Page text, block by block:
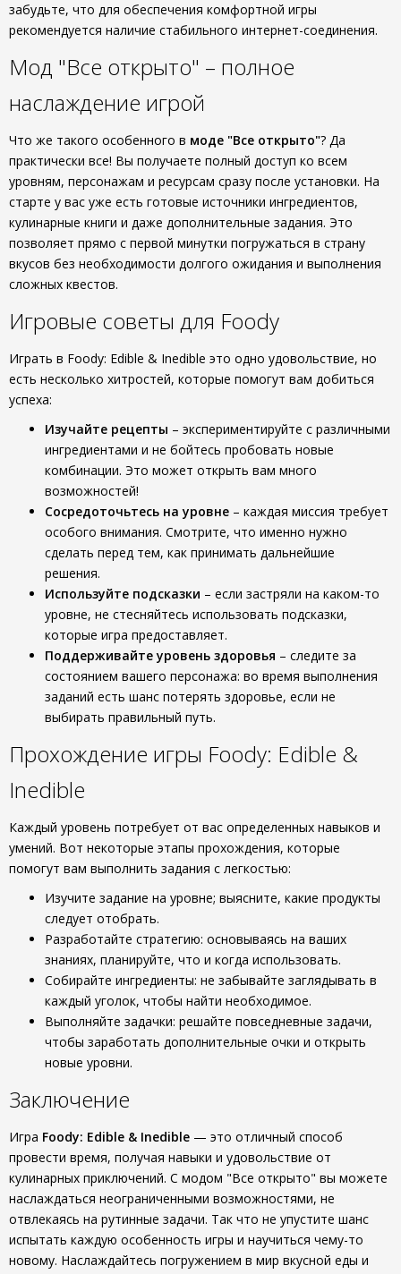
забудьте, что для обеспечения комфортной игры
рекомендуется наличие стабильного интернет-соединения.
Мод "Все открыто" – полное
наслаждение игрой
Что же такого особенного в моде "Все открыто"? Да
практически все! Вы получаете полный доступ ко всем
уровням, персонажам и ресурсам сразу после установки. На
старте у вас уже есть готовые источники ингредиентов,
кулинарные книги и даже дополнительные задания. Это
позволяет прямо с первой минутки погружаться в страну
вкусов без необходимости долгого ожидания и выполнения
сложных квестов.
Игровые советы для Foody
Играть в Foody: Edible & Inedible это одно удовольствие, но
есть несколько хитростей, которые помогут вам добиться
успеха:
Изучайте рецепты – экспериментируйте с различными
ингредиентами и не бойтесь пробовать новые
комбинации. Это может открыть вам много
возможностей!
Сосредоточьтесь на уровне – каждая миссия требует
особого внимания. Смотрите, что именно нужно
сделать перед тем, как принимать дальнейшие
решения.
Используйте подсказки – если застряли на каком-то
уровне, не стесняйтесь использовать подсказки,
которые игра предоставляет.
Поддерживайте уровень здоровья – следите за
состоянием вашего персонажа: во время выполнения
заданий есть шанс потерять здоровье, если не
выбирать правильный путь.
Прохождение игры Foody: Edible &
Inedible
Каждый уровень потребует от вас определенных навыков и
умений. Вот некоторые этапы прохождения, которые
помогут вам выполнить задания с легкостью:
Изучите задание на уровне; выясните, какие продукты
следует отобрать.
Разработайте стратегию: основываясь на ваших
знаниях, планируйте, что и когда использовать.
Собирайте ингредиенты: не забывайте заглядывать в
каждый уголок, чтобы найти необходимое.
Выполняйте задачки: решайте повседневные задачи,
чтобы заработать дополнительные очки и открыть
новые уровни.
Заключение
Игра Foody: Edible & Inedible — это отличный способ
провести время, получая навыки и удовольствие от
кулинарных приключений. С модом "Все открыто" вы можете
наслаждаться неограниченными возможностями, не
отвлекаясь на рутинные задачи. Так что не упустите шанс
испытать каждую особенность игры и научиться чему-то
новому. Наслаждайтесь погружением в мир вкусной еды и